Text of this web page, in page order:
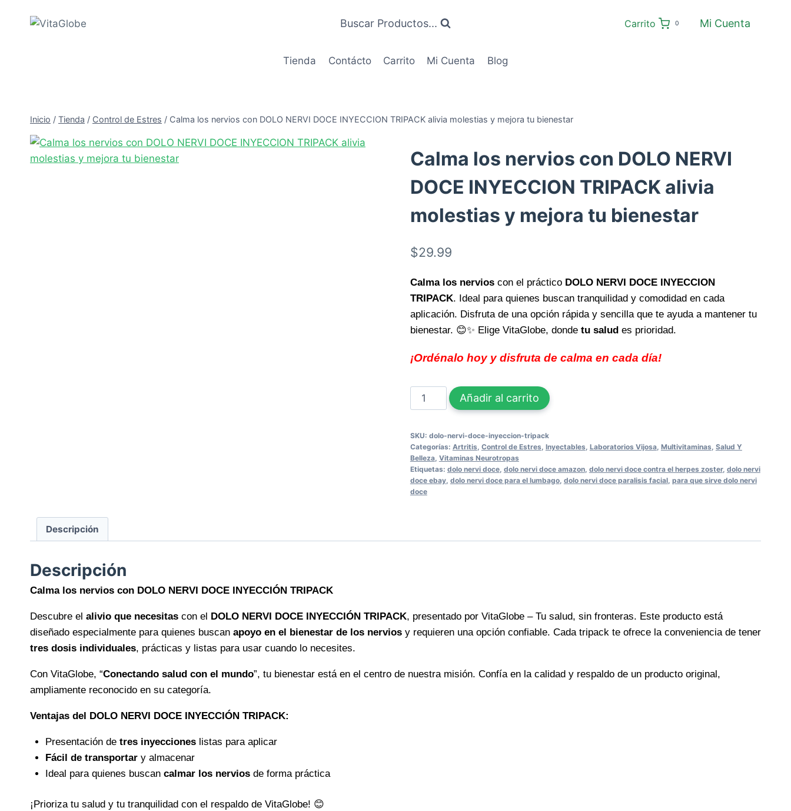
Buscar Productos... Carrito 0 Mi Cuenta
Tienda Contácto Carrito Mi Cuenta Blog
Inicio / Tienda / Control de Estres / Calma los nervios con DOLO NERVI DOCE INYECCION TRIPACK alivia molestias y mejora tu bienestar
Calma los nervios con DOLO NERVI
DOCE INYECCION TRIPACK alivia
molestias y mejora tu bienestar
$29.99
Calma los nervioscon el práctico DOLO NERVI DOCE INYECCION
TRIPACK. Ideal para quienes buscan tranquilidad y comodidad en cada
aplicación. Disfruta de una opción rápida y sencilla que te ayuda a mantener tu
bienestar. 😊✨ Elige VitaGlobe, donde tu salud es prioridad.
¡Ordénalo hoy y disfruta de calma en cada día!
Calma
los
con
DOLO
NERVI
DOCE
bienestar
cantidad
Añadir al carrito
SKU: dolo-nervi-doce-inyeccion-tripack
Categorías: Artritis, Control de Estres, Inyectables, Laboratorios Vijosa, Multivitaminas, Salud Y
Belleza, Vitaminas Neurotropas
Etiquetas: dolo nervi doce, dolo nervi doce amazon, dolo nervi doce contra el herpes zoster, dolo nervi
doce ebay, dolo nervi doce para el lumbago, dolo nervi doce paralisis facial, para que sirve dolo nervi
doce
Descripción
Descripción
Calma los nervios con DOLO NERVI DOCE INYECCIÓN TRIPACK
Descubre el alivio que necesitas con el DOLO NERVI DOCE INYECCIÓN TRIPACK, presentado por VitaGlobe – Tu salud, sin fronteras. Este producto está
diseñado especialmente para quienes buscan apoyo en el bienestar de los nervios y requieren una opción confiable. Cada tripack te ofrece la conveniencia de tener
tres dosis individuales, prácticas y listas para usar cuando lo necesites.
Con VitaGlobe, “Conectando salud con el mundo”, tu bienestar está en el centro de nuestra misión. Confía en la calidad y respaldo de un producto original,
ampliamente reconocido en su categoría.
Ventajas del DOLO NERVI DOCE INYECCIÓN TRIPACK:
Presentación de tres inyeccioneslistas para aplicar
Fácil de transportary almacenar
Ideal para quienes buscan calmar los nerviosde forma práctica
¡Prioriza tu salud y tu tranquilidad con el respaldo de VitaGlobe! 😊